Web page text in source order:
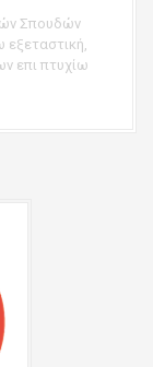
Σπουδών
εξεταστική,
επι πτυχίω